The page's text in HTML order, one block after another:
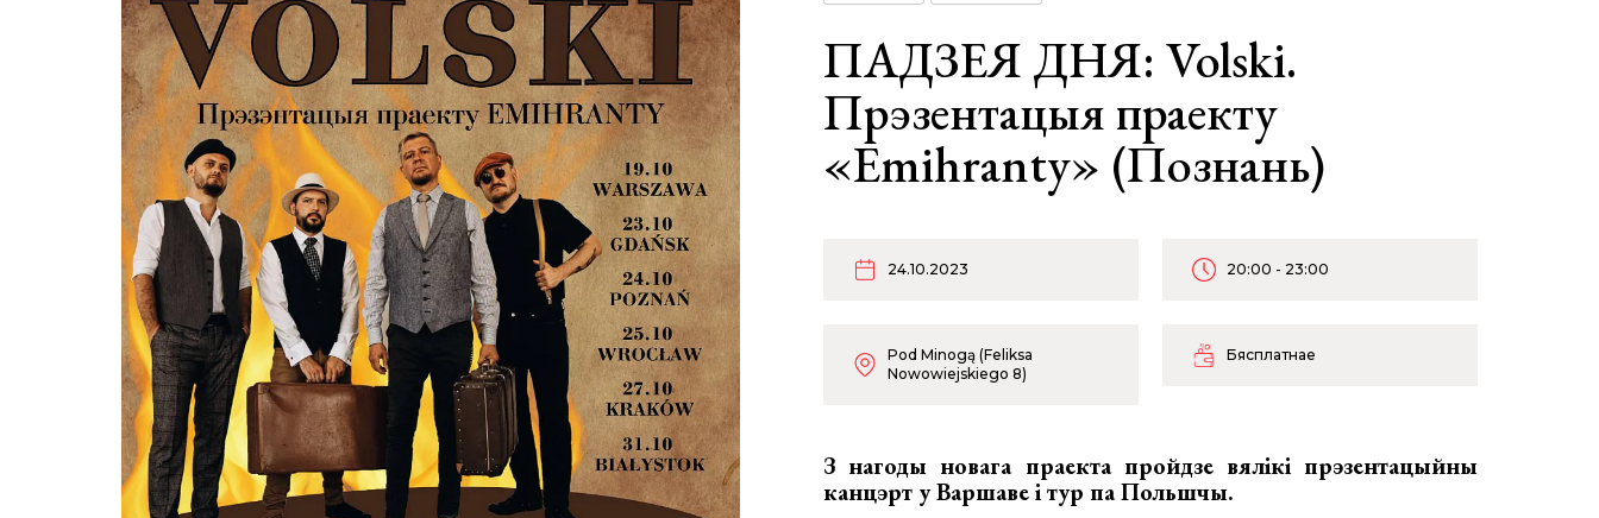
ПАДЗЕЯ ДНЯ: Volski.
Прэзентацыя праекту
«Emihranty» (Познань)
24.10.2023 20:00 - 23:00
Pod Minogą (Feliksa
Nowowiejskiego 8)
Бясплатнае
З нагоды новага праекта пройдзе вялікі прэзентацыйны
канцэрт у Варшаве і тур па Польшчы.